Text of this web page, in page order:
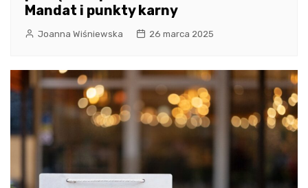
Mandat i punkty karny
Joanna Wiśniewska 26 marca 2025